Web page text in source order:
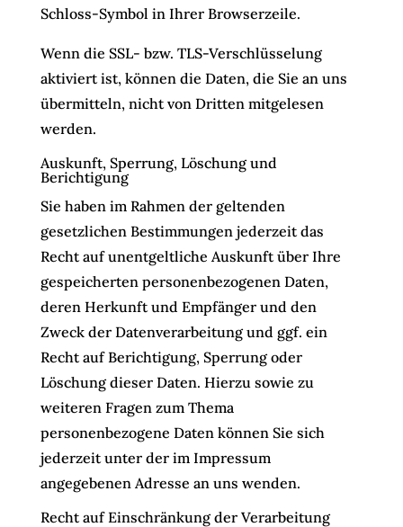
Schloss-Symbol in Ihrer Browserzeile.
Wenn die SSL- bzw. TLS-Verschlüsselung
aktiviert ist, können die Daten, die Sie an uns
übermitteln, nicht von Dritten mitgelesen
werden.
Auskunft, Sperrung, Löschung und
Berichtigung
Sie haben im Rahmen der geltenden
gesetzlichen Bestimmungen jederzeit das
Recht auf unentgeltliche Auskunft über Ihre
gespeicherten personenbezogenen Daten,
deren Herkunft und Empfänger und den
Zweck der Datenverarbeitung und ggf. ein
Recht auf Berichtigung, Sperrung oder
Löschung dieser Daten. Hierzu sowie zu
weiteren Fragen zum Thema
personenbezogene Daten können Sie sich
jederzeit unter der im Impressum
angegebenen Adresse an uns wenden.
Recht auf Einschränkung der Verarbeitung